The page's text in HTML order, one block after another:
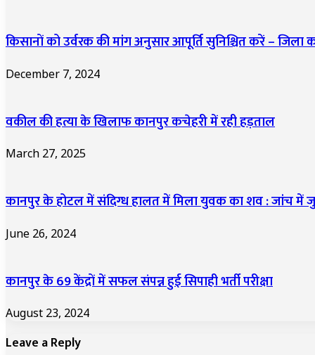
किसानों को उर्वरक की मांग अनुसार आपूर्ति सुनिश्चित करें – जिला
December 7, 2024
वकील की हत्या के खिलाफ कानपुर कचेहरी में रही हड़ताल
March 27, 2025
कानपुर के होटल में संदिग्ध हालत में मिला युवक का शव : जांच में
June 26, 2024
कानपुर के 69 केंद्रों में सफल संपन्न हुई सिपाही भर्ती परीक्षा
August 23, 2024
Leave a Reply